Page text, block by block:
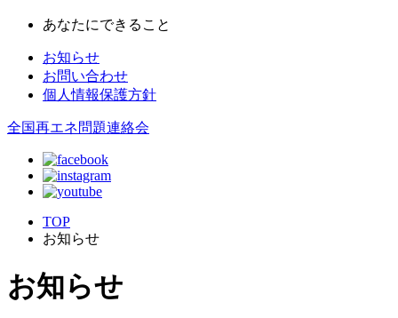
あなたにできること
お知らせ
お問い合わせ
個人情報保護方針
全国再エネ問題連絡会
TOP
お知らせ
お知らせ